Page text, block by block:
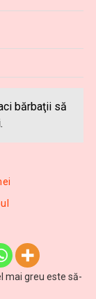
bărbaţii să
mai greu este să-